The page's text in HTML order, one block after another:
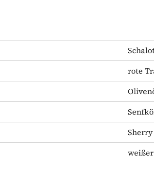
rote
Sherry